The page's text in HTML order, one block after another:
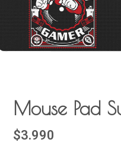
Mouse Pad
$3.990